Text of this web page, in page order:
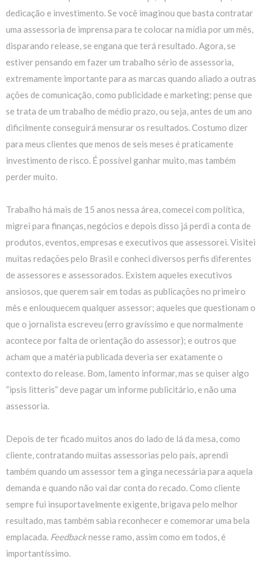
dedicação e investimento. Se você imaginou que basta contratar
uma assessoria de imprensa para te colocar na mídia por um mês,
disparando release, se engana que terá resultado. Agora, se
estiver pensando em fazer um trabalho sério de assessoria,
extremamente importante para as marcas quando aliado a outras
ações de comunicação, como publicidade e marketing; pense que
se trata de um trabalho de médio prazo, ou seja, antes de um ano
dificilmente conseguirá mensurar os resultados. Costumo dizer
para meus clientes que menos de seis meses é praticamente
investimento de risco. É possível ganhar muito, mas também
perder muito.
Trabalho há mais de 15 anos nessa área, comecei com política,
migrei para finanças, negócios e depois disso já perdi a conta de
produtos, eventos, empresas e executivos que assessorei. Visitei
muitas redações pelo Brasil e conheci diversos perfis diferentes
de assessores e assessorados. Existem aqueles executivos
ansiosos, que querem sair em todas as publicações no primeiro
mês e enlouquecem qualquer assessor; aqueles que questionam o
que o jornalista escreveu (erro gravíssimo e que normalmente
acontece por falta de orientação do assessor); e outros que
acham que a matéria publicada deveria ser exatamente o
contexto do release. Bom, lamento informar, mas se quiser algo
“ipsis litteris” deve pagar um informe publicitário, e não uma
assessoria.
Depois de ter ficado muitos anos do lado de lá da mesa, como
cliente, contratando muitas assessorias pelo país, aprendi
também quando um assessor tem a ginga necessária para aquela
demanda e quando não vai dar conta do recado. Como cliente
sempre fui insuportavelmente exigente, brigava pelo melhor
resultado, mas também sabia reconhecer e comemorar uma bela
emplacada. Feedbacknesse ramo, assim como em todos, é
importantíssimo.